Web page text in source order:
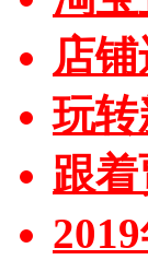
店
玩
跟